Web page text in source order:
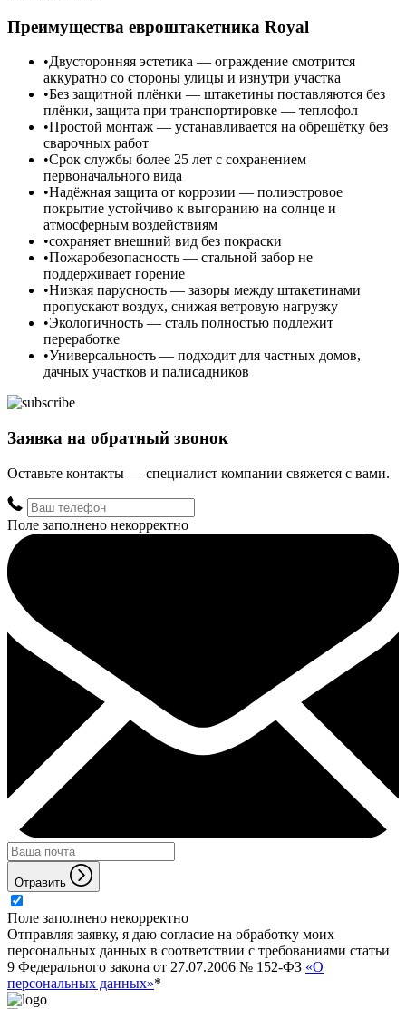
Преимущества евроштакетника Royal
Двусторонняя эстетика — ограждение смотрится
аккуратно со стороны улицы и изнутри участка
Без защитной плёнки — штакетины поставляются без
плёнки, защита при транспортировке — теплофол
Простой монтаж — устанавливается на обрешётку без
сварочных работ
Срок службы более 25 лет с сохранением
первоначального вида
Надёжная защита от коррозии — полиэстровое
покрытие устойчиво к выгоранию на солнце и
атмосферным воздействиям
сохраняет внешний вид без покраски
Пожаробезопасность — стальной забор не
поддерживает горение
Низкая парусность — зазоры между штакетинами
пропускают воздух, снижая ветровую нагрузку
Экологичность — сталь полностью подлежит
переработке
Универсальность — подходит для частных домов,
дачных участков и палисадников
Заявка на обратный звонок
Оставьте контакты — специалист компании свяжется с вами.
Поле заполнено некорректно
Отравить
Поле заполнено некорректно
Отправляя заявку, я даю согласие на обработку моих
персональных данных в соответствии с требованиями статьи
9 Федерального закона от 27.07.2006 № 152-ФЗ «О
персональных данных»*